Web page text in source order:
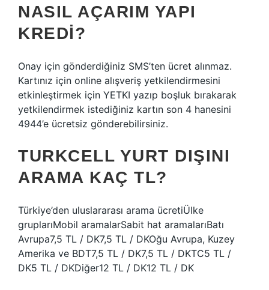
NASIL AÇARIM YAPI
KREDI?
Onay için gönderdiğiniz SMS’ten ücret alınmaz.
Kartınız için online alışveriş yetkilendirmesini
etkinleştirmek için YETKI yazıp boşluk bırakarak
yetkilendirmek istediğiniz kartın son 4 hanesini
4944’e ücretsiz gönderebilirsiniz.
TURKCELL YURT DIŞINI
ARAMA KAÇ TL?
Türkiye’den uluslararası arama ücretiÜlke
gruplarıMobil aramalarSabit hat aramalarıBatı
Avrupa7,5 TL / DK7,5 TL / DKOğu Avrupa, Kuzey
Amerika ve BDT7,5 TL / DK7,5 TL / DKTC5 TL /
DK5 TL / DKDiğer12 TL / DK12 TL / DK